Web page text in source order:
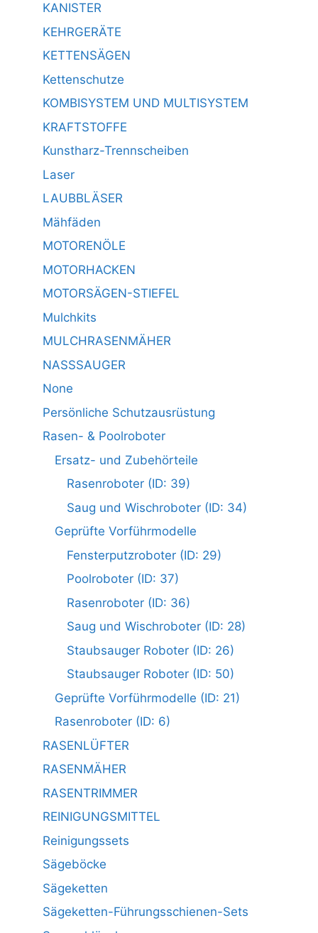
KANISTER
KEHRGERÄTE
KETTENSÄGEN
Kettenschutze
KOMBISYSTEM UND MULTISYSTEM
KRAFTSTOFFE
Kunstharz-Trennscheiben
Laser
LAUBBLÄSER
Mähfäden
MOTORENÖLE
MOTORHACKEN
MOTORSÄGEN-STIEFEL
Mulchkits
MULCHRASENMÄHER
NASSSAUGER
None
Persönliche Schutzausrüstung
Rasen- & Poolroboter
Ersatz- und Zubehörteile
Rasenroboter (ID: 39)
Saug und Wischroboter (ID: 34)
Geprüfte Vorführmodelle
Fensterputzroboter (ID: 29)
Poolroboter (ID: 37)
Rasenroboter (ID: 36)
Saug und Wischroboter (ID: 28)
Staubsauger Roboter (ID: 26)
Staubsauger Roboter (ID: 50)
Geprüfte Vorführmodelle (ID: 21)
Rasenroboter (ID: 6)
RASENLÜFTER
RASENMÄHER
RASENTRIMMER
REINIGUNGSMITTEL
Reinigungssets
Sägeböcke
Sägeketten
Sägeketten-Führungsschienen-Sets